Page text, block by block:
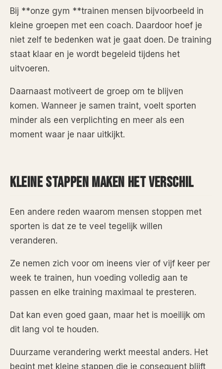
Bij **onze gym **trainen mensen bijvoorbeeld in
kleine groepen met een coach. Daardoor hoef je
niet zelf te bedenken wat je gaat doen. De training
staat klaar en je wordt begeleid tijdens het
uitvoeren.
Daarnaast motiveert de groep om te blijven
komen. Wanneer je samen traint, voelt sporten
minder als een verplichting en meer als een
moment waar je naar uitkijkt.
KLEINE STAPPEN MAKEN HET VERSCHIL
Een andere reden waarom mensen stoppen met
sporten is dat ze te veel tegelijk willen
veranderen.
Ze nemen zich voor om ineens vier of vijf keer per
week te trainen, hun voeding volledig aan te
passen en elke training maximaal te presteren.
Dat kan even goed gaan, maar het is moeilijk om
dit lang vol te houden.
Duurzame verandering werkt meestal anders. Het
begint met kleine stappen die je consequent blijft